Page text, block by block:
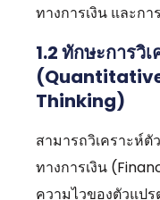
ทางการเงิน และกา
1.2 ทักษะการวิ
Thinking)
สามารถวิเคราะห์ตั
ทางการเงิน
ความไวของตัวแปร